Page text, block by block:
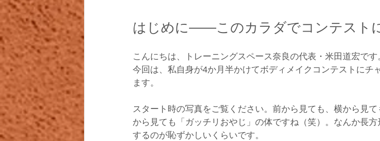
はじめに――このカラダでコンテスト
こんにちは、トレーニングスペース奈良の代表・米田道宏です
今回は、私自身が4か月半かけてボディメイクコンテストにチ
ます。
スタート時の写真をご覧ください。前から見ても、横から見
から見ても「ガッチリおやじ」の体ですね（笑）。なんか長
するのが恥ずかしいくらいです。